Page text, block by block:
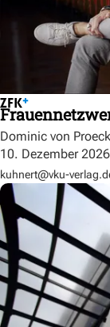
Dominic von
10. Dezember
kuhnert@vku-